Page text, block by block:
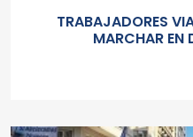
TRABAJADORES
MARCHAR EN